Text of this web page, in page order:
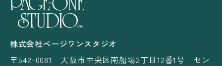
株式会社ページワンスタジオ
〒542-0081 大阪市中央区南船場2丁目12番1号 セン